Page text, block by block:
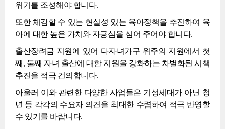
위기를 조성해야 합니다.
또한 체감할 수 있는 현실성 있는 육아정책을 추진하여 육
아에 대한 높은 가치와 자긍심을 심어 주어야 합니다.
출산장려금 지원에 있어 다자녀가구 위주의 지원에서 첫
째, 둘째 자녀 출산에 대한 지원을 강화하는 차별화된 시책
추진을 적극 건의합니다.
아울러 이와 관련한 다양한 사업들은 기성세대가 아닌 청
년 등 각각의 수요자 의견을 최대한 수렴하여 적극 반영할
수 있기를 바랍니다.